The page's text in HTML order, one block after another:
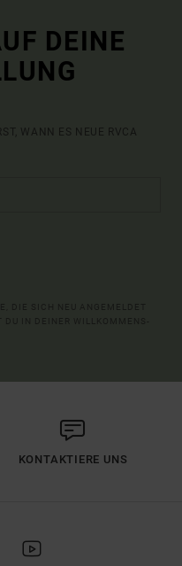
DEINE
WANN ES NEUE RVCA
KONTAKTIERE UNS